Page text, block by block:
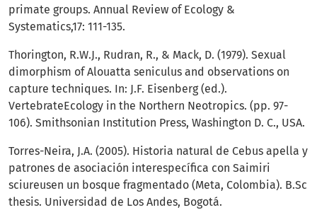
primate groups. Annual Review of Ecology &
Systematics,17: 111-135.
Thorington, R.W.J., Rudran, R., & Mack, D. (1979). Sexual
dimorphism of Alouatta seniculus and observations on
capture techniques. In: J.F. Eisenberg (ed.).
VertebrateEcology in the Northern Neotropics. (pp. 97-
106). Smithsonian Institution Press, Washington D. C., USA.
Torres-Neira, J.A. (2005). Historia natural de Cebus apella y
patrones de asociación interespecífica con Saimiri
sciureusen un bosque fragmentado (Meta, Colombia). B.Sc
thesis. Universidad de Los Andes, Bogotá.